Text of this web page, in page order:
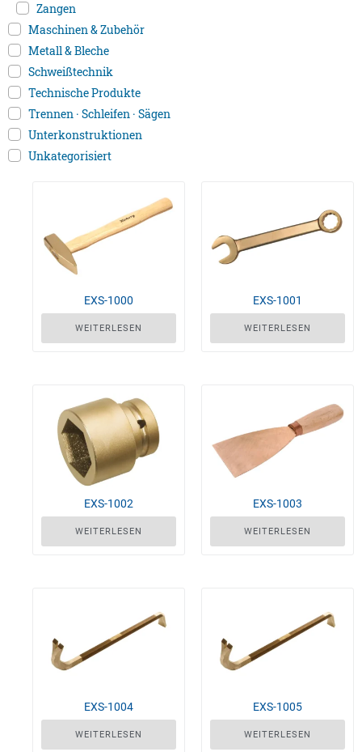
Zangen
Maschinen & Zubehör
Metall & Bleche
Schweißtechnik
Technische Produkte
Trennen · Schleifen · Sägen
Unterkonstruktionen
Unkategorisiert
EXS-1000
WEITERLESEN
EXS-1001
WEITERLESEN
EXS-1002
WEITERLESEN
EXS-1003
WEITERLESEN
EXS-1004
WEITERLESEN
EXS-1005
WEITERLESEN